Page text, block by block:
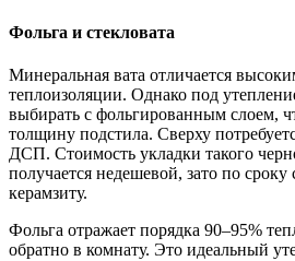
Фольга и стекловата
Минеральная вата отличается
теплоизоляции. Однако под
выбирать с фольгированным слоем,
толщину подстила. Cверху
ДСП. Стоимость укладки такого
получается недешевой, зато по
керамзиту.
Фольга отражает порядка 90–95%
обратно в комнату. Это идеальный